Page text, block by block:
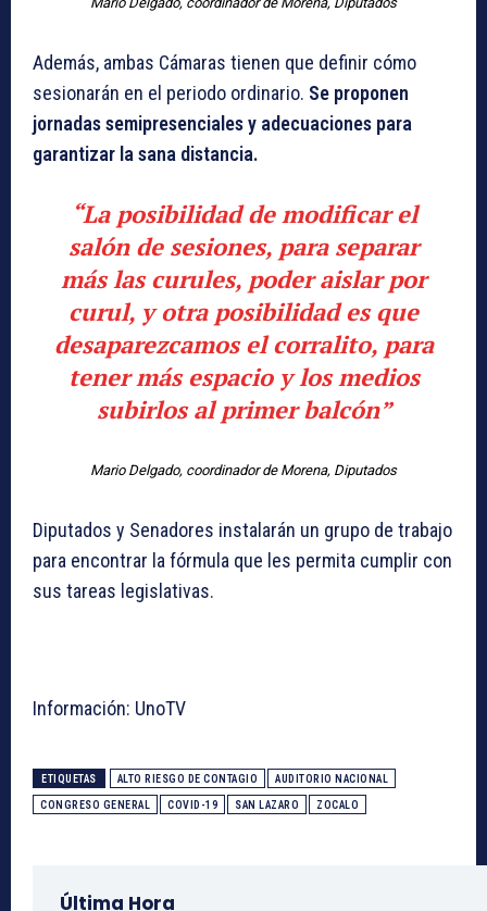
Además, ambas Cámaras tienen que definir cómo
sesionarán en el periodo ordinario. Se proponen
jornadas semipresenciales y adecuaciones para
garantizar la sana distancia.
“La posibilidad de modificar el
salón de sesiones, para separar
más las curules, poder aislar por
curul, y otra posibilidad es que
desaparezcamos el corralito, para
tener más espacio y los medios
subirlos al primer balcón”
Mario Delgado, coordinador de Morena, Diputados
Diputados y Senadores instalarán un grupo de trabajo
para encontrar la fórmula que les permita cumplir con
sus tareas legislativas.
Información: UnoTV
ETIQUETAS ALTO RIESGO DE CONTAGIO AUDITORIO NACIONAL
CONGRESO GENERAL COVID-19 SAN LAZARO ZOCALO
Última Hora